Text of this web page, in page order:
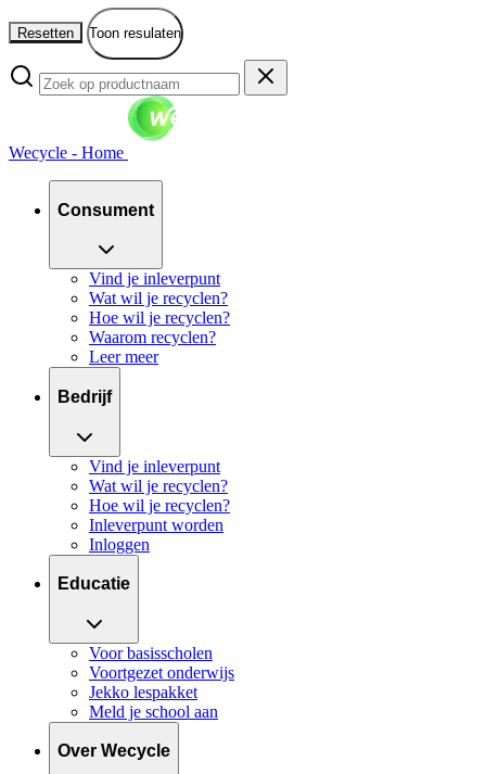
Resetten Toon resulaten
Wecycle - Home
Consument
Vind je inleverpunt
Wat wil je recyclen?
Hoe wil je recyclen?
Waarom recyclen?
Leer meer
Bedrijf
Vind je inleverpunt
Wat wil je recyclen?
Hoe wil je recyclen?
Inleverpunt worden
Inloggen
Educatie
Voor basisscholen
Voortgezet onderwijs
Jekko lespakket
Meld je school aan
Over Wecycle